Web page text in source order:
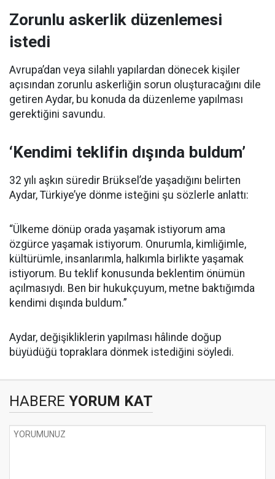
Zorunlu askerlik düzenlemesi
istedi
Avrupa’dan veya silahlı yapılardan dönecek kişiler
açısından zorunlu askerliğin sorun oluşturacağını dile
getiren Aydar, bu konuda da düzenleme yapılması
gerektiğini savundu.
‘Kendimi teklifin dışında buldum’
32 yılı aşkın süredir Brüksel’de yaşadığını belirten
Aydar, Türkiye’ye dönme isteğini şu sözlerle anlattı:
“Ülkeme dönüp orada yaşamak istiyorum ama
özgürce yaşamak istiyorum. Onurumla, kimliğimle,
kültürümle, insanlarımla, halkımla birlikte yaşamak
istiyorum. Bu teklif konusunda beklentim önümün
açılmasıydı. Ben bir hukukçuyum, metne baktığımda
kendimi dışında buldum.”
Aydar, değişikliklerin yapılması hâlinde doğup
büyüdüğü topraklara dönmek istediğini söyledi.
HABERE YORUM KAT